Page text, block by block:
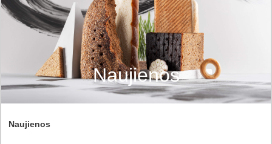
Naujienos
Naujienos